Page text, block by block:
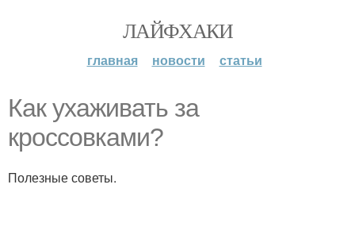
ЛАЙФХАКИ
главная новости статьи
Как ухаживать за
кроссовками?
Полезные советы.